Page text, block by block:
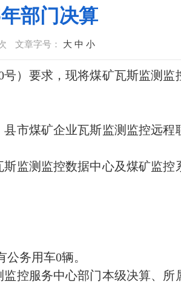
部门决算
文章字号： 大 中 小
）要求，现将煤矿瓦斯监测监
市煤矿企业瓦斯监测监控远程
监测监控数据中心及煤矿监控
务用车0辆。
控服务中心部门本级决算、所